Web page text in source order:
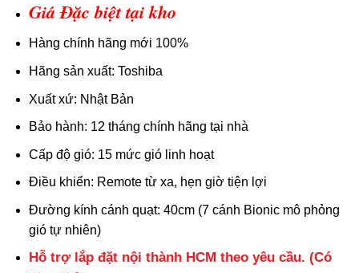
Giá Đặc biệt tại kho
Hàng chính hãng mới 100%
Hãng sản xuất: Toshiba
Xuất xứ: Nhật Bản
Bảo hành: 12 tháng chính hãng tại nhà
Cấp độ gió: 15 mức gió linh hoạt
Điều khiển: Remote từ xa, hẹn giờ tiện lợi
Đường kính cánh quạt: 40cm (7 cánh Bionic mô phỏng
gió tự nhiên)
Hỗ trợ lắp đặt nội thành HCM theo yêu cầu. (Có